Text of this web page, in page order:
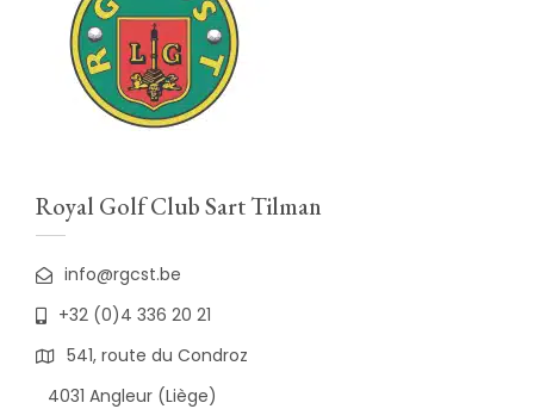
Royal Golf Club Sart Tilman
info@rgcst.be
+32 (0)4 336 20 21
541, route du Condroz
4031 Angleur (Liège)